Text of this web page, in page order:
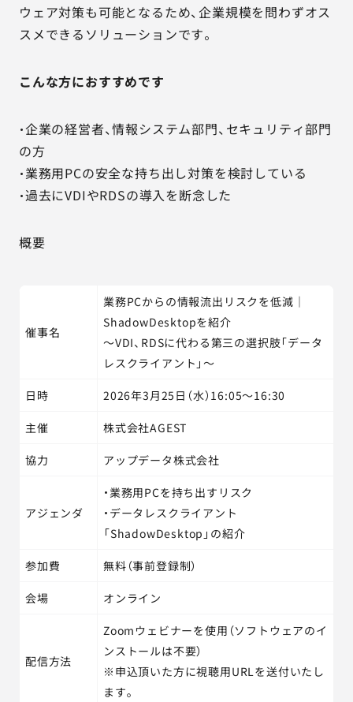
ウェア対策も可能となるため、企業規模を問わずオス
スメできるソリューションです。
こんな方におすすめです
・企業の経営者、情報システム部門、セキュリティ部門
の方
・業務用PCの安全な持ち出し対策を検討している
・過去にVDIやRDSの導入を断念した
概要
催事名
業務PCからの情報流出リスクを低減｜
ShadowDesktopを紹介
～VDI、RDSに代わる第三の選択肢「データ
レスクライアント」～
日時 2026年3月25日（水）16:05～16:30
主催 株式会社AGEST
協力 アップデータ株式会社
アジェンダ
・業務用PCを持ち出すリスク
・データレスクライアント
「ShadowDesktop」の紹介
参加費 無料（事前登録制）
会場 オンライン
配信方法
Zoomウェビナーを使用（ソフトウェアのイ
ンストールは不要）
※申込頂いた方に視聴用URLを送付いたし
ます。